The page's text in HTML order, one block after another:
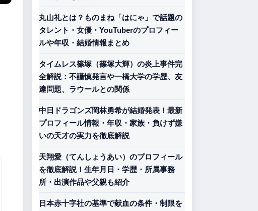
丸山礼とは？ものまね「はにゃ」で話題の
タレント・女優・YouTuberのプロフィー
ルや年収・結婚情報まとめ
タイムレス篠塚（篠塚大輝）の炎上事件完
全解説：不謹慎発言や一橋大学の学歴、友
達問題、ラウールとの関係
中日ドラゴンズ岡林勇希が結婚発表！最新
プロフィール情報・年収・家族・負けず嫌
いの天才の実力を徹底解説
天翔愛（てんしょうあい）のプロフィール
を徹底解説！生年月日・学歴・所属事務
所・出演作品や父親も紹介
日本赤十字社の基準で献血の条件・制限を